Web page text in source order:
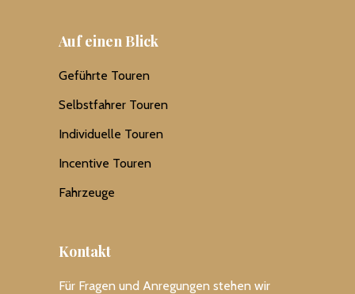
Auf einen Blick
Geführte Touren
Selbstfahrer Touren
Individuelle Touren
Incentive Touren
Fahrzeuge
Kontakt
Für Fragen und Anregungen stehen wir